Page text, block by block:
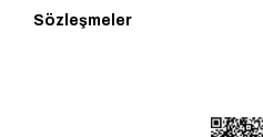
Sözleşmeler